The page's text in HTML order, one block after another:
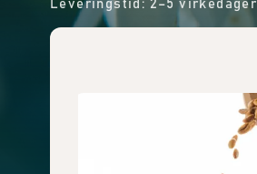
Leveringstid: 2–5 virkedager